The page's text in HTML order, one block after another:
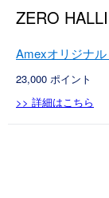
ZERO
Amexオリジナ
23,000 ポイント
>> 詳細はこちら